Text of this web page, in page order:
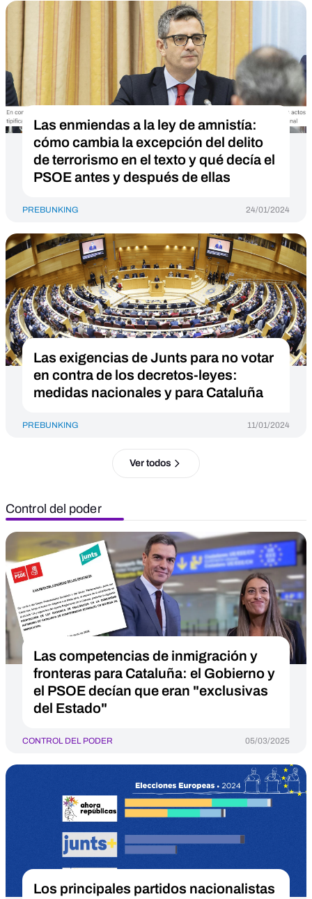
Las enmiendas a la ley de amnistía:
cómo cambia la excepción del delito
de terrorismo en el texto y qué decía el
PSOE antes y después de ellas
PREBUNKING 24/01/2024
Las exigencias de Junts para no votar
en contra de los decretos-leyes:
medidas nacionales y para Cataluña
PREBUNKING 11/01/2024
Ver todos
Control del poder
Las competencias de inmigración y
fronteras para Cataluña: el Gobierno y
el PSOE decían que eran "exclusivas
del Estado"
CONTROL DEL PODER 05/03/2025
Los principales partidos nacionalistas